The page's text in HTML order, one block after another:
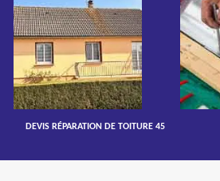
DEVIS RÉPARATION DE TOITURE 45